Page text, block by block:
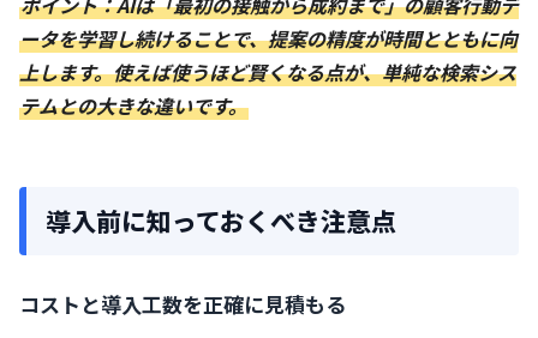
ータを学習し続けることで、提案の精度が時間とともに向
上します。使えば使うほど賢くなる点が、単純な検索シス
テムとの大きな違いです。
導入前に知っておくべき注意点
コストと導入工数を正確に見積もる